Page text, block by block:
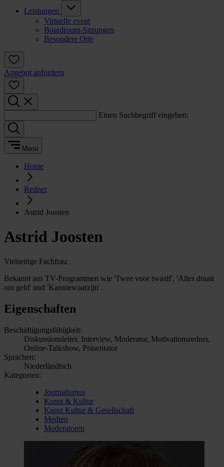
Leistungen
Virtuelle event
Boardroom-Sitzungen
Besondere Orte
Angebot anfordern
Einen Suchbegriff eingeben:
Menü
Home
Redner
Astrid Joosten
Astrid Joosten
Vielseitige Fachfrau
Bekannt aus TV-Programmen wie 'Twee voor twaalf', 'Alles draait
om geld' und 'Kanniewaarzijn'.
Eigenschaften
Beschäftigungsfähigkeit:
Diskussionsleiter, Interview, Moderator, Motivationsredner,
Online-Talkshow, Präsentator
Sprachen:
Niederländisch
Kategorien:
Journalismus
Kunst & Kultur
Kunst Kultur & Gesellschaft
Medien
Moderatoren